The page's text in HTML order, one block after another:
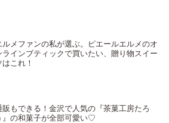
ルメファンの私が選ぶ。ピエールエルメのオ
ラインブティックで買いたい、贈り物スイー
はこれ！
販もできる！金沢で人気の『茶菓工房たろ
』の和菓子が全部可愛い♡